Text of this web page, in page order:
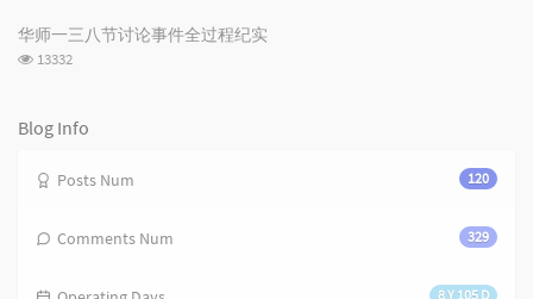
次
数:
华师一三八节讨论事件全过程纪实
浏
13332
Blog Info
120
Posts Num
329
Comments Num
8 Y 105 D